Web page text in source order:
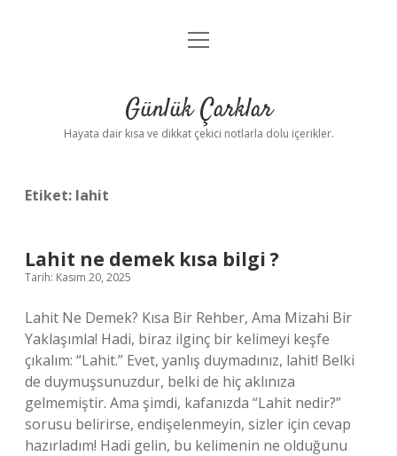
Anasayfa
Yasal Uyarı
menüyü
Günlük Çarklar
Hayata dair kısa ve dikkat çekici notlarla dolu içerikler.
Etiket: lahit
Lahit ne demek kısa bilgi ?
Tarih: Kasım 20, 2025
Lahit Ne Demek? Kısa Bir Rehber, Ama Mizahi Bir
Yaklaşımla! Hadi, biraz ilginç bir kelimeyi keşfe
çıkalım: “Lahit.” Evet, yanlış duymadınız, lahit! Belki
de duymuşsunuzdur, belki de hiç aklınıza
gelmemiştir. Ama şimdi, kafanızda “Lahit nedir?”
sorusu belirirse, endişelenmeyin, sizler için cevap
hazırladım! Hadi gelin, bu kelimenin ne olduğunu